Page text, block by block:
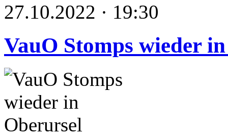
27.10.2022 · 19:30
VauO Stomps wieder